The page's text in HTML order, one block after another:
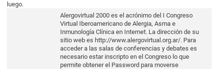
luego.
Alergovirtual 2000 es el acrónimo del I Congreso
Virtual Iberoamericano de Alergia, Asma e
Inmunología Clínica en Internet. La dirección de su
sitio web es http://www.alergovirtual.org.ar/. Para
acceder a las salas de conferencias y debates es
necesario estar inscripto en el Congreso lo que
permite obtener el Password para moverse